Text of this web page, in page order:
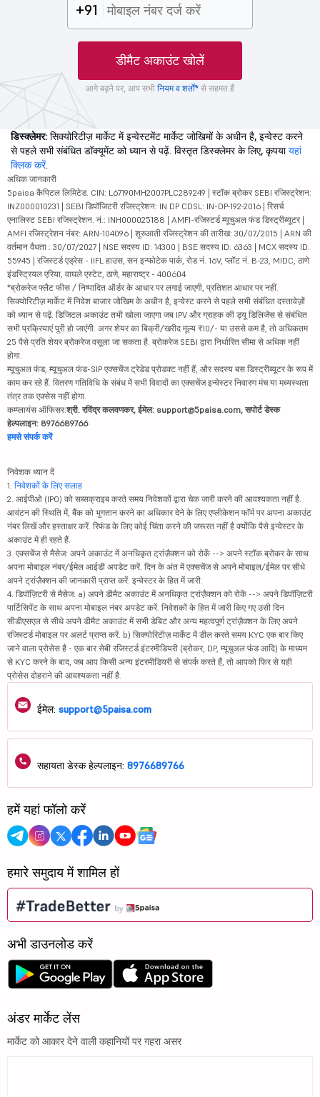
+91
डीमैट अकाउंट खोलें
आगे बढ़ने पर, आप सभी नियम व शर्तों* से सहमत हैं
डिस्क्लेमर: सिक्योरिटीज़ मार्केट में इन्वेस्टमेंट मार्केट जोखिमों के अधीन है, इन्वेस्ट करने
से पहले सभी संबंधित डॉक्यूमेंट को ध्यान से पढ़ें. विस्तृत डिस्क्लेमर के लिए, कृपयायहां
क्लिक करें.
अधिक जानकारी
5paisa कैपिटल लिमिटेड. CIN: L67190MH2007PLC289249 | स्टॉक ब्रोकर SEBI रजिस्ट्रेशन:
INZ000010231 | SEBI डिपॉजिटरी रजिस्ट्रेशन: IN DP CDSL: IN-DP-192-2016 | रिसर्च
एनालिस्ट SEBI रजिस्ट्रेशन. नं.: INH000025188 | AMFI-रजिस्टर्ड म्यूचुअल फंड डिस्ट्रीब्यूटर |
AMFI रजिस्ट्रेशन नंबर: ARN-104096 | शुरुआती रजिस्ट्रेशन की तारीख: 30/07/2015 | ARN की
वर्तमान वैधता : 30/07/2027 | NSE सदस्य ID: 14300 | BSE सदस्य ID: 6363 | MCX सदस्य ID:
55945 | रजिस्टर्ड एड्रेस - IIFL हाउस, सन इन्फोटेक पार्क, रोड नं. 16V, प्लॉट नं. B-23, MIDC, ठाणे
इंडस्ट्रियल एरिया, वाघले एस्टेट, ठाणे, महाराष्ट्र - 400604
*ब्रोकरेज फ्लैट फीस / निष्पादित ऑर्डर के आधार पर लगाई जाएगी, प्रतिशत आधार पर नहीं.
सिक्योरिटीज़ मार्केट में निवेश बाजार जोखिम के अधीन है, इन्वेस्ट करने से पहले सभी संबंधित दस्तावेज़ों
को ध्यान से पढ़ें. डिजिटल अकाउंट तभी खोला जाएगा जब IPV और ग्राहक की ड्यू डिलिजेंस से संबंधित
सभी प्रक्रियाएं पूरी हो जाएंगी. अगर शेयर का बिक्री/खरीद मूल्य ₹10/- या उससे कम है, तो अधिकतम
25 पैसे प्रति शेयर ब्रोकरेज वसूला जा सकता है. ब्रोकरेज SEBI द्वारा निर्धारित सीमा से अधिक नहीं
होगा.
म्यूचुअल फंड, म्यूचुअल फंड-SIP एक्सचेंज ट्रेडेड प्रोडक्ट नहीं हैं, और सदस्य बस डिस्ट्रीब्यूटर के रूप में
काम कर रहे हैं. वितरण गतिविधि के संबंध में सभी विवादों का एक्सचेंज इन्वेस्टर निवारण मंच या मध्यस्थता
तंत्र तक एक्सेस नहीं होगा.
कम्प्लायंस ऑफिसर:श्री. रविंद्र कलवणकर, ईमेल: support@5paisa.com, सपोर्ट डेस्क
हेल्पलाइन: 8976689766
हमसे संपर्क करें
निवेशक ध्यान दें
1. निवेशकों के लिए सलाह
2. आईपीओ (IPO) को सब्सक्राइब करते समय निवेशकों द्वारा चेक जारी करने की आवश्यकता नहीं है.
आवंटन की स्थिति में, बैंक को भुगतान करने का अधिकार देने के लिए एप्लीकेशन फॉर्म पर अपना अकाउंट
नंबर लिखें और हस्ताक्षर करें. रिफंड के लिए कोई चिंता करने की जरूरत नहीं है क्योंकि पैसे इन्वेस्टर के
अकाउंट में ही रहते हैं.
3. एक्सचेंज से मैसेज: अपने अकाउंट में अनधिकृत ट्रांज़ैक्शन को रोकें --> अपने स्टॉक ब्रोकर के साथ
अपना मोबाइल नंबर/ईमेल आईडी अपडेट करें. दिन के अंत में एक्सचेंज से अपने मोबाइल/ईमेल पर सीधे
अपने ट्रांज़ैक्शन की जानकारी प्राप्त करें. इन्वेस्टर के हित में जारी.
4. डिपॉज़िटरी से मैसेज: a) अपने डीमैट अकाउंट में अनधिकृत ट्रांज़ैक्शन को रोकें --> अपने डिपॉज़िटरी
पार्टिसिपेंट के साथ अपना मोबाइल नंबर अपडेट करें. निवेशकों के हित में जारी किए गए उसी दिन
सीडीएसएल से सीधे अपने डीमैट अकाउंट में सभी डेबिट और अन्य महत्वपूर्ण ट्रांज़ैक्शन के लिए अपने
रजिस्टर्ड मोबाइल पर अलर्ट प्राप्त करें. b) सिक्योरिटीज़ मार्केट में डील करते समय KYC एक बार किए
जाने वाला प्रोसेस है - एक बार सेबी रजिस्टर्ड इंटरमीडियरी (ब्रोकर, DP, म्यूचुअल फंड आदि) के माध्यम
से KYC करने के बाद, जब आप किसी अन्य इंटरमीडियरी से संपर्क करते हैं, तो आपको फिर से यही
प्रोसेस दोहराने की आवश्यकता नहीं है.
ईमेल: support@5paisa.com
सहायता डेस्क हेल्पलाइन: 8976689766
हमें यहां फॉलो करें
हमारे समुदाय में शामिल हों
अभी डाउनलोड करें
अंडर मार्केट लेंस
मार्केट को आकार देने वाली कहानियों पर गहरा असर